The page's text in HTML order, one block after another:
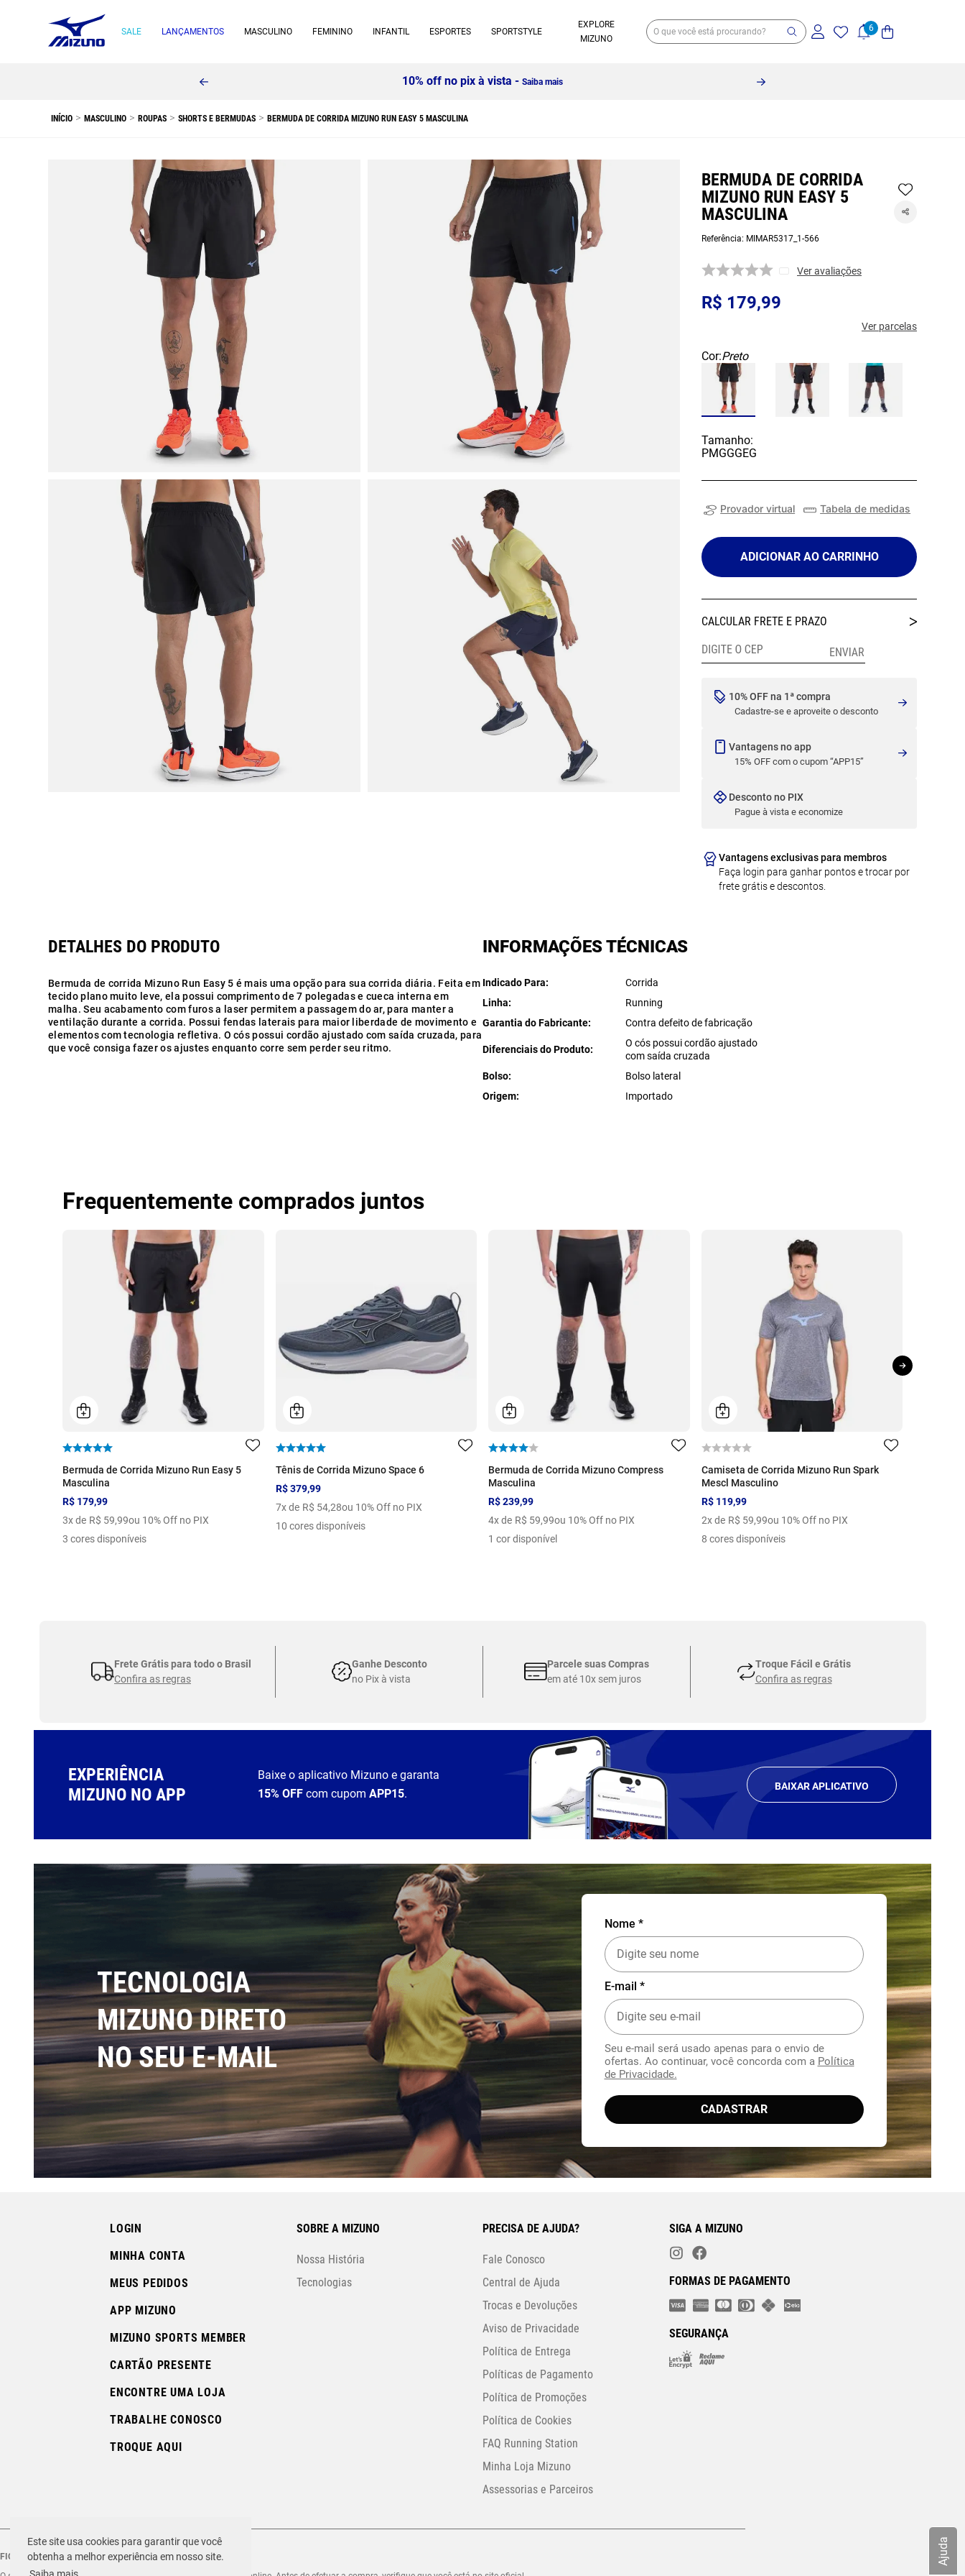
Este site usa cookies para garantir que você
obtenha a melhor experiência em nosso site.
SALE LANÇAMENTOS MASCULINO FEMININO INFANTIL ESPORTES SPORTSTYLE
EXPLORE
MIZUNO
10% off no pix à vista - Saiba mais
Ajuda
MASCULINO ROUPAS SHORTS E BERMUDAS BERMUDA DE CORRIDA MIZUNO RUN EASY 5 MASCULINA
BERMUDA DE CORRIDA
MIZUNO RUN EASY 5
MASCULINA
Referência: MIMAR5317_1-566
Ver avaliações
R$ 179,99
Ver parcelas
Cor:Preto
Tamanho:
PMGGGEG
Provador virtual Tabela de medidas
ADICIONAR AO CARRINHO
10% OFF na 1ª compra
Cadastre-se e aproveite o desconto
Vantagens no app
15% OFF com o cupom “APP15”
Desconto no PIX
Pague à vista e economize
Vantagens exclusivas para membros
Faça login para ganhar pontos e trocar por
frete grátis e descontos.
Bermuda de corrida Mizuno Run Easy 5 é mais uma opção para sua corrida diária. Feita em
tecido plano muito leve, ela possui comprimento de 7 polegadas e cueca interna em
malha. Seu acabamento com furos a laser permitem a passagem do ar, para manter a
ventilação durante a corrida. Possui fendas laterais para maior liberdade de movimento e
elementos com tecnologia refletiva. O cós possui cordão ajustado com saída cruzada, para
que você consiga fazer os ajustes enquanto corre sem perder seu ritmo.
INFORMAÇÕES TÉCNICAS
Indicado Para
Corrida
Linha
Running
Garantia do Fabricante
Contra defeito de fabricação
Diferenciais do Produto
O cós possui cordão ajustado
com saída cruzada
Bolso
Bolso lateral
Origem
Importado
Frequentemente comprados juntos
Bermuda de Corrida Mizuno Run Easy 5
Masculina
R$ 179,99
3x de R$ 59,99ou 10% Off no PIX
3 cores disponíveis
Tênis de Corrida Mizuno Space 6
R$ 379,99
7x de R$ 54,28ou 10% Off no PIX
10 cores disponíveis
Bermuda de Corrida Mizuno Compress
Masculina
R$ 239,99
4x de R$ 59,99ou 10% Off no PIX
1 cor disponível
Camiseta de Corrida Mizuno Run Spark
Mescl Masculino
R$ 119,99
2x de R$ 59,99ou 10% Off no PIX
8 cores disponíveis
Frete Grátis para todo o Brasil
Confira as regras
Ganhe Desconto
no Pix à vista
Parcele suas Compras
em até 10x sem juros
Troque Fácil e Grátis
Confira as regras
EXPERIÊNCIA
MIZUNO NO APP
Baixe o aplicativo Mizuno e garanta
15% OFF com cupomAPP15.
BAIXAR APLICATIVO
TECNOLOGIA
MIZUNO DIRETO
NO SEU E-MAIL
Nome *
E-mail *
Seu e-mail será usado apenas para o envio de
ofertas. Ao continuar, você concorda com a Política
de Privacidade.
CADASTRAR
LOGIN
MINHA CONTA
MEUS PEDIDOS
APP MIZUNO
MIZUNO SPORTS MEMBER
CARTÃO PRESENTE
ENCONTRE UMA LOJA
TRABALHE CONOSCO
TROQUE AQUI
SOBRE A MIZUNO
Nossa História
Tecnologias
PRECISA DE AJUDA?
Fale Conosco
Central de Ajuda
Trocas e Devoluções
Aviso de Privacidade
Política de Entrega
Políticas de Pagamento
Política de Promoções
Política de Cookies
FAQ Running Station
Minha Loja Mizuno
Assessorias e Parceiros
SIGA A MIZUNO
FORMAS DE PAGAMENTO
SEGURANÇA
FIQUE ATENTO ÀS FRAUDES!